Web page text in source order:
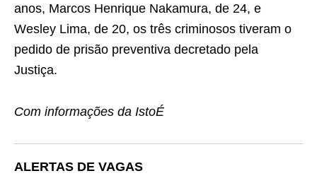
anos, Marcos Henrique Nakamura, de 24, e
Wesley Lima, de 20, os três criminosos tiveram o
pedido de prisão preventiva decretado pela
Justiça.
Com informações da IstoÉ
ALERTAS DE VAGAS